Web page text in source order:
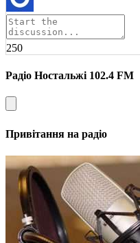
250
Радіо Ностальжі 102.4 FM
Привітання на радіо